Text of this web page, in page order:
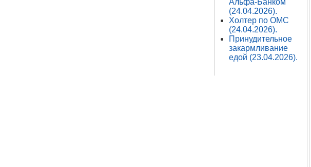
Альфа-Банком
(24.04.2026).
Холтер по ОМС
(24.04.2026).
Принудительное
закармливание
едой (23.04.2026).